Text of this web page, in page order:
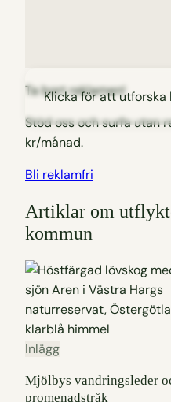
Klicka för att utforska
Ta bort reklamen!
Stöd oss och surfa utan
kr/månad.
Bli reklamfri
Artiklar om
kommun
Inlägg
Mjölbys vandringsleder
promenadstråk